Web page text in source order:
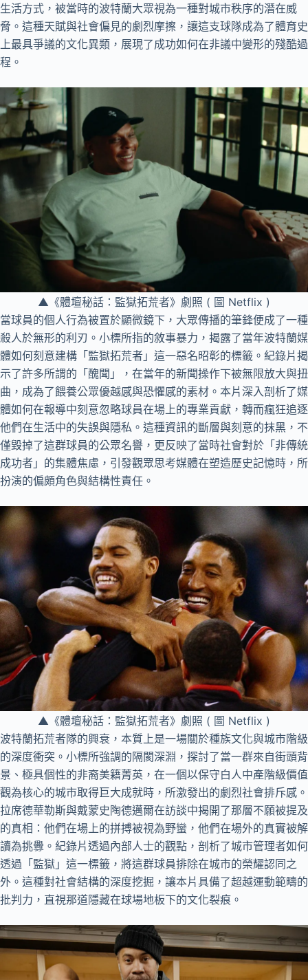
生活方式，被當時的波特蘭大眾視為一種對城市秩序的潛在威
脅。這種天賦與社會偏見的劇烈摩擦，讓這支球隊成為了體育史
上最具爭議的文化異類，展現了成功如何在非議中變形的殘酷過
程。
▲《體壇秘話：監獄拓荒者》劇照 ( 圖 Netflix )
當球員的個人行為被置於顯微鏡下，大眾傳播的筆鋒便成了一種
殺人於無形的利刃。小標所指的敘事暴力，揭露了當年波特蘭媒
體如何刻意建構「監獄拓荒者」這一惡名昭彰的標籤。紀錄片揭
示了許多所謂的「醜聞」，在當年的新聞操作下被無限放大與扭
曲，成為了餵養公眾優越感與恐懼感的素材。本片深入剖析了媒
體如何在報導中刻意忽略球員在場上的專業貢獻，轉而瘋狂追逐
他們在生活中的失誤與隱私。這種資訊的斷層與刻意的抹黑，不
僅毀掉了這群球員的公眾名譽，更反映了當時社會對於「非傳統
成功者」的集體焦慮，引發觀眾思考媒體在塑造歷史記憶時，所
扮演的偏頗角色與結構性責任。
▲《體壇秘話：監獄拓荒者》劇照 ( 圖 Netflix )
波特蘭拓荒者隊的興衰，本質上是一場關於種族文化與城市階級
的深度衝突。小標所強調的隔閡深淵，探討了當一群來自街頭背
景、極具個性的非裔美籍菁英，在一個以保守白人中產階級價值
觀為核心的城市取得巨大成就時，所激發出的劇烈社會排斥感。
拉席德華勒斯與戴蒙史陶德邁爾在訪談中揭開了那層不願被提及
的真相：他們在場上的拼搏被視為野蠻，他們在場外的真實被解
讀為挑釁。紀錄片透過內部人士的觀點，剖析了城市管理者如何
透過「監獄」這一標籤，將這群球員排除在城市的榮耀認同之
外。這種對社會結構的深度挖掘，讓本片具備了超越運動範疇的
批判力，直視那道隱藏在球場地板下的文化裂痕。